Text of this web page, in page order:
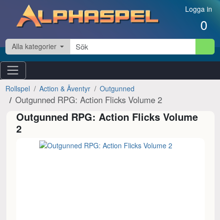
Hoppa till innehåll Logga in
0
Alla kategorier
Rollspel Action & Äventyr Outgunned
Outgunned RPG: Action Flicks Volume 2
Outgunned RPG: Action Flicks Volume
2